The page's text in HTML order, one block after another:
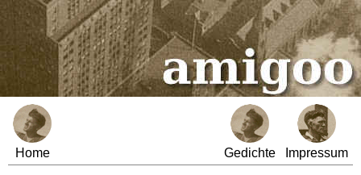
Home Gedichte Impressum